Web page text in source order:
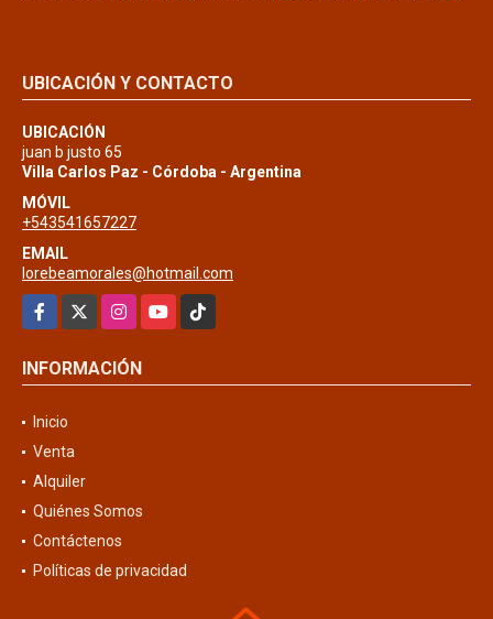
UBICACIÓN Y CONTACTO
UBICACIÓN
juan b justo 65
Villa Carlos Paz - Córdoba - Argentina
MÓVIL
+543541657227
EMAIL
lorebeamorales@hotmail.com
Facebook
InstagramYouTubeTikTok
INFORMACIÓN
Inicio
Venta
Alquiler
Quiénes Somos
Contáctenos
Políticas de privacidad